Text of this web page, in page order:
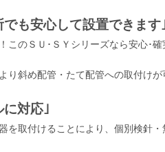
も安心して設置できます｣
のＳＵ･ＳＹシリーズなら安心･
斜め配管・たて配管への取付けが
対応｣
取付けることにより、個別検針